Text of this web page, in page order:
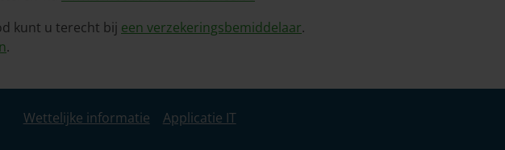
kunt u terecht bij een verzekeringsbemiddelaar.
.
Wettelijke informatie Applicatie IT